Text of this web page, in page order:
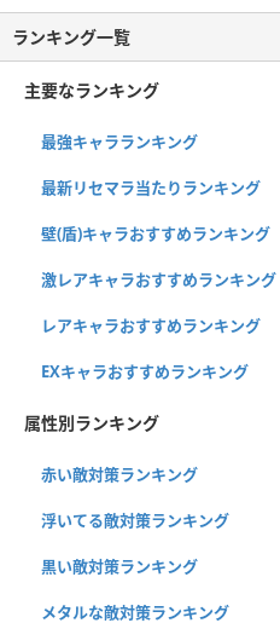
ランキング一覧
主要なランキング
最強キャラランキング
最新リセマラ当たりランキング
壁(盾)キャラおすすめランキング
激レアキャラおすすめランキング
レアキャラおすすめランキング
EXキャラおすすめランキング
属性別ランキング
赤い敵対策ランキング
浮いてる敵対策ランキング
黒い敵対策ランキング
メタルな敵対策ランキング